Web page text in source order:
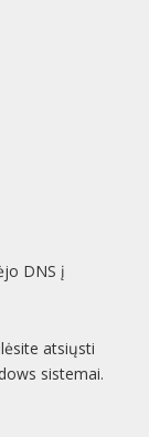
DNS į
atsiųsti
sistemai.